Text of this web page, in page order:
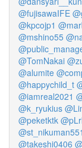
@fujisawaIFE
@kpcojp1
@mshino55
@TomNakai
@alumite
@happychild_t
@iamreal2021
@k_ryukius
@peketktk
@st_nikuman551
@takeshi0406